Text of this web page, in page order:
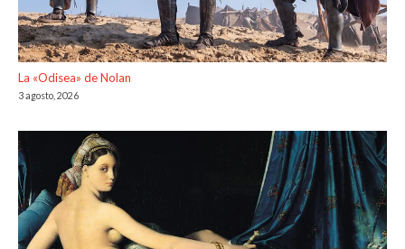
La «Odisea» de Nolan
3 agosto, 2026